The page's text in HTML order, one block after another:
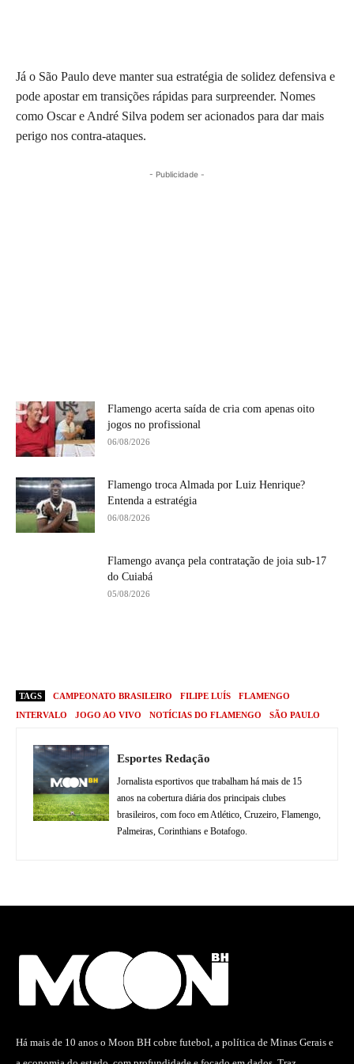
Já o São Paulo deve manter sua estratégia de solidez defensiva e
pode apostar em transições rápidas para surpreender. Nomes
como Oscar e André Silva podem ser acionados para dar mais
perigo nos contra-ataques.
- Publicidade -
Flamengo acerta saída de cria com apenas oito
jogos no profissional
06/08/2026
Flamengo troca Almada por Luiz Henrique?
Entenda a estratégia
06/08/2026
Flamengo avança pela contratação de joia sub-17
do Cuiabá
05/08/2026
TAGS CAMPEONATO BRASILEIRO FILIPE LUÍS
FLAMENGO
INTERVALO
JOGO AO VIVO NOTÍCIAS DO FLAMENGO SÃO PAULO
Esportes Redação
Jornalista esportivos que trabalham há mais de 15
anos na cobertura diária dos principais clubes
brasileiros, com foco em Atlético, Cruzeiro, Flamengo,
Palmeiras, Corinthians e Botafogo.
Há mais de 10 anos o Moon BH cobre futebol, a política de Minas Gerais e